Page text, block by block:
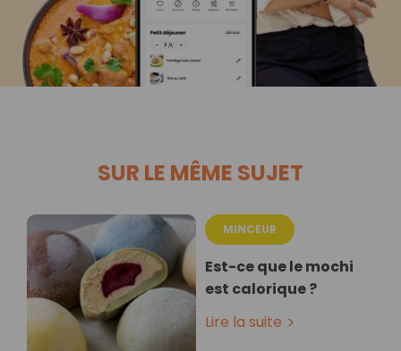
SUR LE MÊME SUJET
MINCEUR
Est-ce que le mochi
est calorique ?
Lire la suite